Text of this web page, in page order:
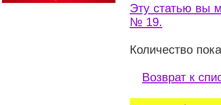
Эту статью вы
№ 19.
Количество
Возврат к